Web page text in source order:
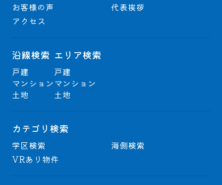
お客様の声
代表挨拶
アクセス
沿線検索
戸建
マンション
土地
エリア検索
戸建
マンション
土地
カテゴリ検索
学区検索
海側検索
VRあり物件